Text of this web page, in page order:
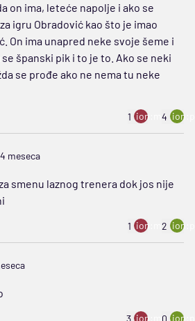
on ima, leteće napolje i ako se
igru Obradović kao što je imao
On ima unapred neke svoje šeme i
španski pik i to je to. Ako se neki
se prođe ako ne nema tu neke
1 ion:minus
4
meseca
smenu laznog trenera dok jos nije
1 ion:minus
2
3 ion:minus
0